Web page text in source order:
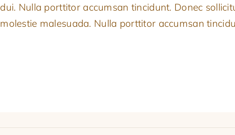
dui. Nulla porttitor accumsan tincidunt. Donec
molestie malesuada. Nulla porttitor accumsan